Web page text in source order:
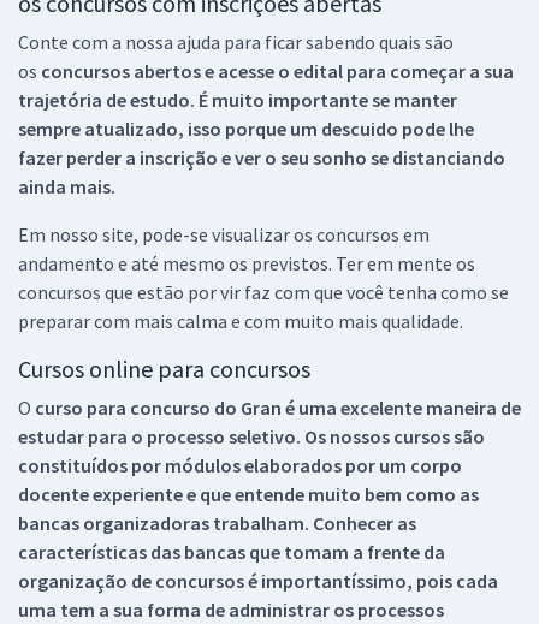
Conte com a nossa ajuda para ficar sabendo quais são
os concursos abertos e acesse o edital para começar a sua
trajetória de estudo. É muito importante se manter
sempre atualizado, isso porque um descuido pode lhe
fazer perder a inscrição e ver o seu sonho se distanciando
ainda mais.
Em nosso site, pode-se visualizar os concursos em
andamento e até mesmo os previstos. Ter em mente os
concursos que estão por vir faz com que você tenha como se
preparar com mais calma e com muito mais qualidade.
Cursos online para concursos
O curso para concurso do Gran é uma excelente maneira de
estudar para o processo seletivo. Os nossos cursos são
constituídos por módulos elaborados por um corpo
docente experiente e que entende muito bem como as
bancas organizadoras trabalham. Conhecer as
características das bancas que tomam a frente da
organização de concursos é importantíssimo, pois cada
uma tem a sua forma de administrar os processos